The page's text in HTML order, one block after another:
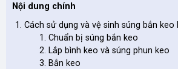
Nội dung chính
Cách sử dụng và vệ sinh súng bắn
Chuẩn bị súng bắn keo
Lắp bình keo và súng phun keo
Bắn keo